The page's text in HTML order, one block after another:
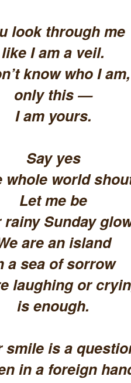
look through me
like I am a veil.
know who I am,
only this —
I am yours.
Say yes
whole world
Let me be
rainy Sunday
are an island
a sea of sorrow
laughing or
is enough.
smile is a
in a foreign